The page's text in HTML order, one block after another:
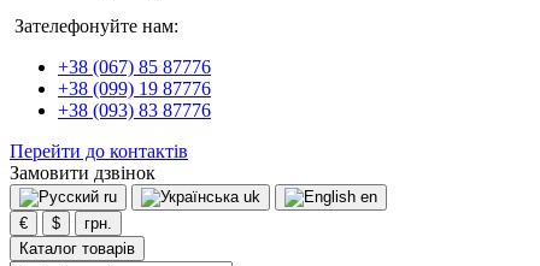
Зателефонуйте нам:
+38 (067) 85 87776
+38 (099) 19 87776
+38 (093) 83 87776
Перейти до контактів
Замовити дзвінок
ru uk
en
€
$
грн.
Каталог товарів